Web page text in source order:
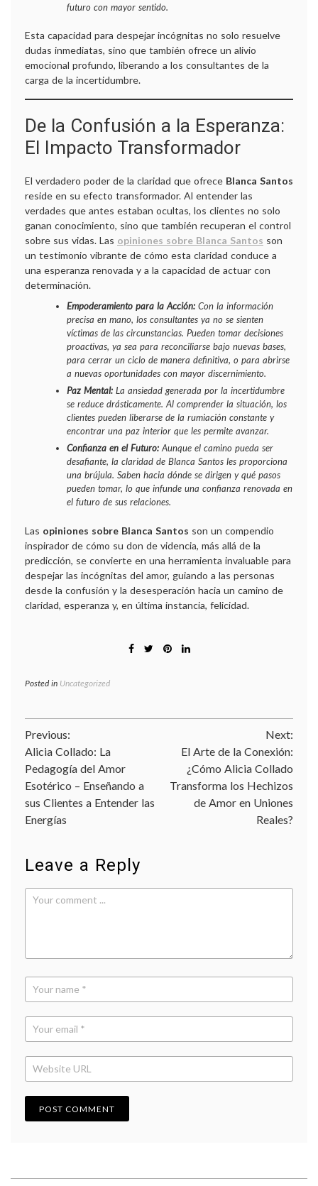
futuro con mayor sentido.
Esta capacidad para despejar incógnitas no solo resuelve
dudas inmediatas, sino que también ofrece un alivio
emocional profundo, liberando a los consultantes de la
carga de la incertidumbre.
De la Confusión a la Esperanza:
El Impacto Transformador
El verdadero poder de la claridad que ofrece Blanca Santos
reside en su efecto transformador. Al entender las
verdades que antes estaban ocultas, los clientes no solo
ganan conocimiento, sino que también recuperan el control
sobre sus vidas. Las opiniones sobre Blanca Santos son
un testimonio vibrante de cómo esta claridad conduce a
una esperanza renovada y a la capacidad de actuar con
determinación.
Empoderamiento para la Acción: Con la información
precisa en mano, los consultantes ya no se sienten
víctimas de las circunstancias. Pueden tomar decisiones
proactivas, ya sea para reconciliarse bajo nuevas bases,
para cerrar un ciclo de manera definitiva, o para abrirse
a nuevas oportunidades con mayor discernimiento.
Paz Mental: La ansiedad generada por la incertidumbre
se reduce drásticamente. Al comprender la situación, los
clientes pueden liberarse de la rumiación constante y
encontrar una paz interior que les permite avanzar.
Confianza en el Futuro: Aunque el camino pueda ser
desafiante, la claridad de Blanca Santos les proporciona
una brújula. Saben hacia dónde se dirigen y qué pasos
pueden tomar, lo que infunde una confianza renovada en
el futuro de sus relaciones.
Las opiniones sobre Blanca Santos son un compendio
inspirador de cómo su don de videncia, más allá de la
predicción, se convierte en una herramienta invaluable para
despejar las incógnitas del amor, guiando a las personas
desde la confusión y la desesperación hacia un camino de
claridad, esperanza y, en última instancia, felicidad.
Posted in Uncategorized
Navegación
de
entradas
Previous:
Alicia Collado: La
Pedagogía del Amor
Esotérico – Enseñando a
sus Clientes a Entender las
Energías
Next:
El Arte de la Conexión:
¿Cómo Alicia Collado
Transforma los Hechizos
de Amor en Uniones
Reales?
Leave a Reply